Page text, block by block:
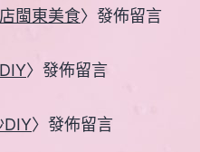
閩東美食〉發佈留言
〉發佈留言
DIY〉發佈留言